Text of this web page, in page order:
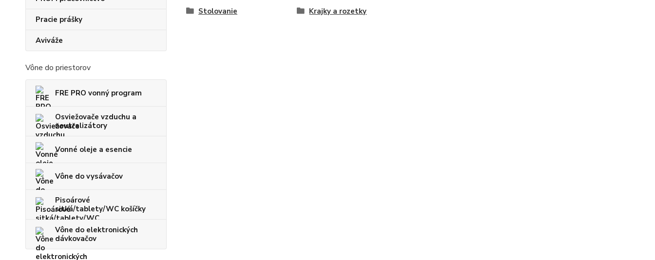
Pracie prášky
Aviváže
Vône do priestorov
FRE PRO vonný program
Osviežovače vzduchu a
neutralizátory
Vonné oleje a esencie
Vône do vysávačov
Pisoárové
sitká/tablety/WC košíčky
Vône do elektronických
dávkovačov
Stolovanie Krajky a rozetky